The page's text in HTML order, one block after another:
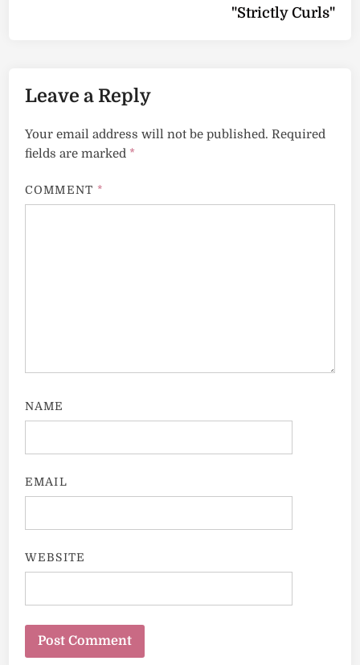
"Strictly Curls"
Leave a Reply
Your email address will not be published. Required
fields are marked *
COMMENT *
NAME
EMAIL
WEBSITE